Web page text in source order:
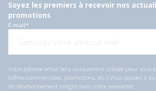
Soyez les premiers à recevoir nos
promotions
E-mail*
Votre adresse email sera uniquement utilisée pour vous
(offres commerciales, promotions, etc.) Vous pouvez à
de désabonnement intégré dans notre newsletter.